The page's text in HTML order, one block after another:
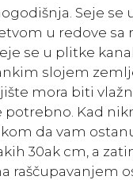
Seje se
u redove sa
se u plitke
slojem
mora biti
potrebno. Kad
da vam
30ak cm, a
raščupavanjem